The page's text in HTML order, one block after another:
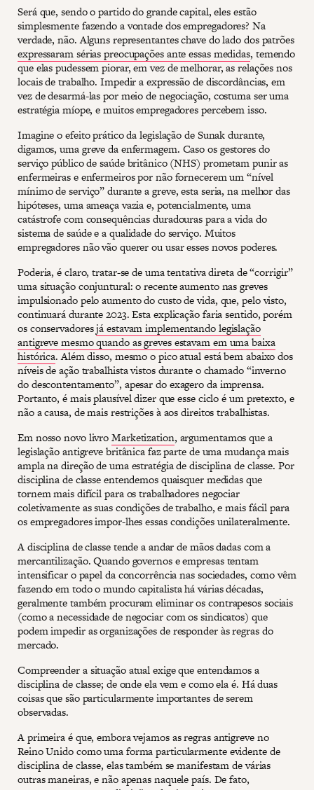
Será que, sendo o partido do grande capital, eles estão
simplesmente fazendo a vontade dos empregadores? Na
verdade, não. Alguns representantes chave do lado dos patrões
expressaram sérias preocupações ante essas medidas, temendo
que elas pudessem piorar, em vez de melhorar, as relações nos
locais de trabalho. Impedir a expressão de discordâncias, em
vez de desarmá-las por meio de negociação, costuma ser uma
estratégia míope, e muitos empregadores percebem isso.
Imagine o efeito prático da legislação de Sunak durante,
digamos, uma greve da enfermagem. Caso os gestores do
serviço público de saúde britânico (NHS) prometam punir as
enfermeiras e enfermeiros por não fornecerem um “nível
mínimo de serviço” durante a greve, esta seria, na melhor das
hipóteses, uma ameaça vazia e, potencialmente, uma
catástrofe com consequências duradouras para a vida do
sistema de saúde e a qualidade do serviço. Muitos
empregadores não vão querer ou usar esses novos poderes.
Poderia, é claro, tratar-se de uma tentativa direta de “corrigir”
uma situação conjuntural: o recente aumento nas greves
impulsionado pelo aumento do custo de vida, que, pelo visto,
continuará durante 2023. Esta explicação faria sentido, porém
os conservadoresjá estavam implementando legislação
antigreve mesmo quando as greves estavam em uma baixa
histórica. Além disso, mesmo o pico atual está bem abaixo dos
níveis de ação trabalhista vistos durante o chamado “inverno
do descontentamento”, apesar do exagero da imprensa.
Portanto, é mais plausível dizer que esse ciclo é um pretexto, e
não a causa, de mais restrições à aos direitos trabalhistas.
Em nosso novo livroMarketization, argumentamos que a
legislação antigreve britânica faz parte de uma mudança mais
ampla na direção de uma estratégia de disciplina de classe. Por
disciplina de classe entendemos quaisquer medidas que
tornem mais difícil para os trabalhadores negociar
coletivamente as suas condições de trabalho, e mais fácil para
os empregadores impor-lhes essas condições unilateralmente.
A disciplina de classe tende a andar de mãos dadas com a
mercantilização. Quando governos e empresas tentam
intensificar o papel da concorrência nas sociedades, como vêm
fazendo em todo o mundo capitalista há várias décadas,
geralmente também procuram eliminar os contrapesos sociais
(como a necessidade de negociar com os sindicatos) que
podem impedir as organizações de responder às regras do
mercado.
Compreender a situação atual exige que entendamos a
disciplina de classe; de onde ela vem e como ela é. Há duas
coisas que são particularmente importantes de serem
observadas.
A primeira é que, embora vejamos as regras antigreve no
Reino Unido como uma forma particularmente evidente de
disciplina de classe, elas também se manifestam de várias
outras maneiras, e não apenas naquele país. De fato,